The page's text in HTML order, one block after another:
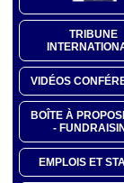
TRIBUNE
VIDÉOS
BOÎTE À
-
EMPLOIS ET